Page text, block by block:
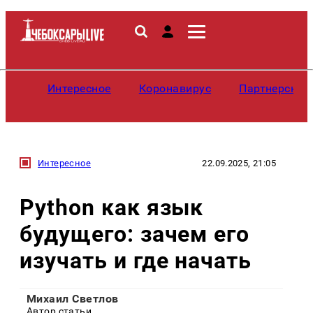
Интересное Коронавирус
Интересное 22.09.2025, 21:05
Python как язык
будущего: зачем его
изучать и где начать
Михаил Светлов
Автор статьи